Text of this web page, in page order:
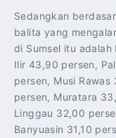
Sedangkan
balita yang
di Sumsel itu
Ilir 43,90 persen,
persen, Musi
persen, Muratara
Linggau 32,00
Banyuasin 31,10